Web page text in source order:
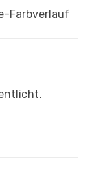
Farbverlauf